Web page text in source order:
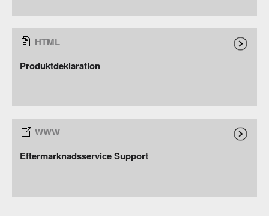
Produktdeklaration
Eftermarknadsservice Support